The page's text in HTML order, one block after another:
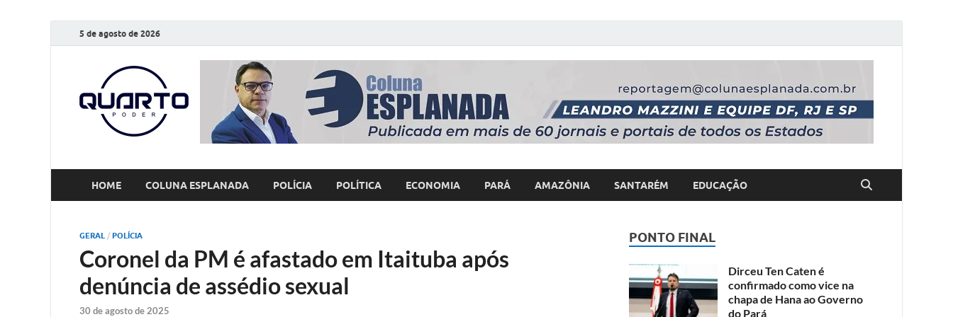
5 de agosto de 2026
O Quarto Poder
Notícias todos os dias
HOME COLUNA ESPLANADA POLÍCIA POLÍTICA ECONOMIA PARÁ AMAZÔNIA SANTARÉM EDUCAÇÃO
GERAL / POLÍCIA
Coronel da PM é afastado em Itaituba após
denúncia de assédio sexual
30 de agosto de 2025
PONTO FINAL
Dirceu Ten Caten é
confirmado como vice na
chapa de Hana ao Governo
do Pará